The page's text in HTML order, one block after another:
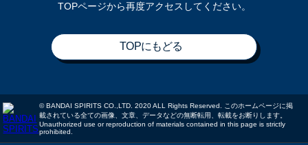
TOPページから再度アクセスしてください。
TOPにもどる
© BANDAI SPIRITS CO.,LTD. 2020 ALL Rights Reserved. このホームページに掲
載されている全ての画像、文章、データなどの無断転用、転載をお断りします。
Unauthorized use or reproduction of materials contained in this page is strictly
prohibited.